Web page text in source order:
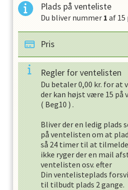
Plads på venteliste
Du bliver nummer 1 af 15
Pris
Regler for ventelisten
Du betaler0,00 kr. for at
der kan højst være 15 på
( Beg10 ) .
Bliver der en ledig plads
på ventelisten om at
så 24 timer til at
ikke ryger der en mail
ventelisten osv. efter
Din ventelisteplads
til tilbudt plads 2gange.